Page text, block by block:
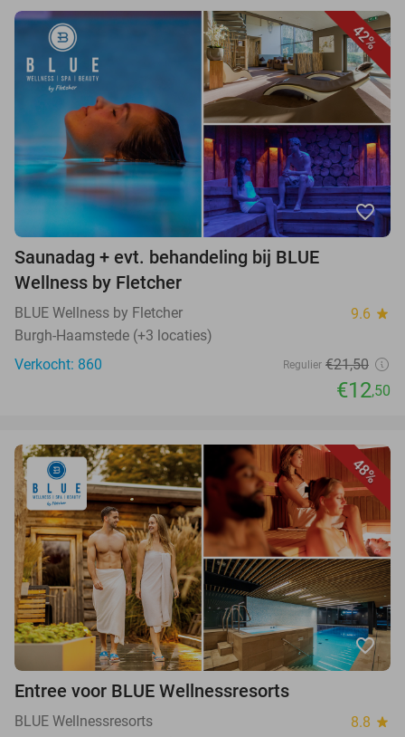
42%
favorite_border
Saunadag + evt. behandeling bij BLUE
Wellness by Fletcher
BLUE Wellness by Fletcher 9.6 star
Burgh-Haamstede (+3 locaties)
Verkocht: 860
Regulier €21,50
€12,50
48%
favorite_border
Entree voor BLUE Wellnessresorts
BLUE Wellnessresorts 8.8 star